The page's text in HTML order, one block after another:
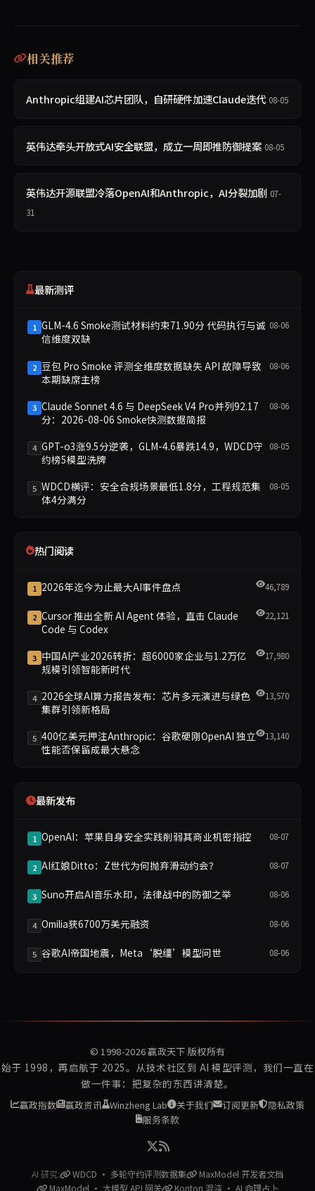
相关推荐
Anthropic组建AI芯片团队，自研硬件加速Claude迭代 08-05
英伟达牵头开放式AI安全联盟，成立一周即推防御提案 08-05
英伟达开源联盟冷落OpenAI和Anthropic，AI分裂加剧 07-
31
最新测评
1 GLM-4.6 Smoke测试材料约束71.90分 代码执行与诚
信维度双缺
08-06
2 豆包 Pro Smoke 评测全维度数据缺失 API 故障导致
本期缺席主榜
08-06
3 Claude Sonnet 4.6 与 DeepSeek V4 Pro并列92.17
分：2026-08-06 Smoke快测数据简报
08-06
4 GPT-o3涨9.5分逆袭，GLM-4.6暴跌14.9，WDCD守
约榜5模型洗牌
08-05
5 WDCD横评：安全合规场景最低1.8分，工程规范集
体4分满分
08-05
热门阅读
1 2026年迄今为止最大AI事件盘点 46,789
2 Cursor 推出全新 AI Agent 体验，直击 Claude
Code 与 Codex
22,121
3 中国AI产业2026转折：超6000家企业与1.2万亿
规模引领智能新时代
17,980
4 2026全球AI算力报告发布：芯片多元演进与绿色
集群引领新格局
13,570
5 400亿美元押注Anthropic：谷歌硬刚OpenAI 独立
性能否保留成最大悬念
13,140
最新发布
1 OpenAI：苹果自身安全实践削弱其商业机密指控 08-07
2 AI红娘Ditto：Z世代为何抛弃滑动约会？ 08-07
3 Suno开启AI音乐水印，法律战中的防御之举 08-06
4 Omilia获6700万美元融资 08-06
5 谷歌AI帝国地震，Meta‘脱缰’模型问世 08-06
© 1998-2026赢政天下 版权所有
始于 1998，再启航于 2025。从技术社区到 AI 模型评测，我们一直在
做一件事：把复杂的东西讲清楚。
赢政指数 赢政资讯 Winzheng Lab 关于我们 订阅更新
隐私政策
服务条款
AI 研究: WDCD · 多轮守约评测数据集
MaxModel 开发者文档
MaxModel · 大模型 API 网关
Konton 混沌 · AI 命理占卜